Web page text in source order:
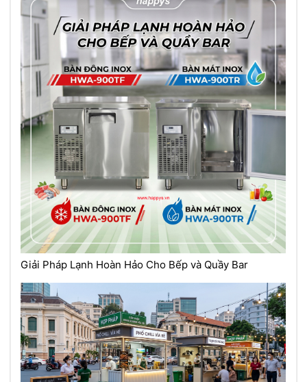
Giải Pháp Lạnh Hoàn Hảo Cho Bếp và Quầy Bar